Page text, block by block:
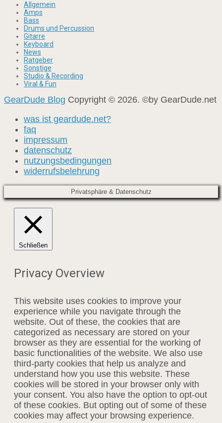
Allgemein
Amps
Bass
Drums und Percussion
Gitarre
Keyboard
News
Ratgeber
Sonstige
Studio & Recording
Viral & Fun
GearDude Blog Copyright © 2026. ©by GearDude.net
was ist geardude.net?
faq
impressum
datenschutz
nutzungsbedingungen
widerrufsbelehrung
Privatsphäre & Datenschutz
Schließen
Privacy Overview
This website uses cookies to improve your
experience while you navigate through the
website. Out of these, the cookies that are
categorized as necessary are stored on your
browser as they are essential for the working of
basic functionalities of the website. We also use
third-party cookies that help us analyze and
understand how you use this website. These
cookies will be stored in your browser only with
your consent. You also have the option to opt-out
of these cookies. But opting out of some of these
cookies may affect your browsing experience.